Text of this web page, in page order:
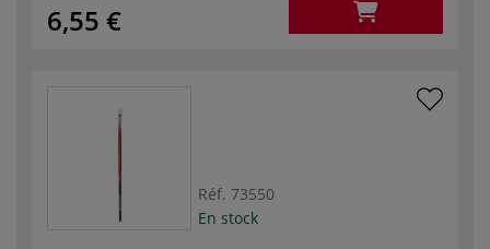
6,55 €
Réf. 73550
En stock